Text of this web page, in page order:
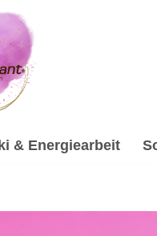
& Energiearbeit